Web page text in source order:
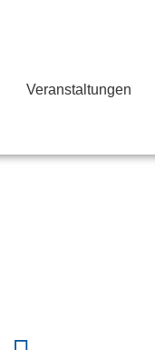
Veranstaltungen